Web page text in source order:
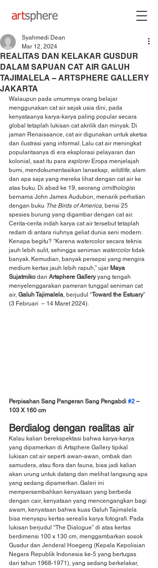
REALITAS DAN KELAKAR GUSDUR
DALAM SAPUAN CAT AIR GALUH
TAJIMALELA – ARTSPHERE GALLERY
JAKARTA
Syahmedi Dean
Mar 12, 2024
Walaupun pada umumnya orang belajar
menggunakan cat air sejak usia dini, pada
kenyataanya karya-karya paling popular secara
global tetaplah lukisan cat akrilik dan minyak. Di
jaman Renaissance, cat air digunakan untuk sketsa
dan ilustrasi yang informal. Lalu cat air meningkat
popularitasnya di era eksplorasi pelayaran dan
kolonial, saat itu para explorer Eropa menjelajah
bumi, mendokumentasikan lansekap, wildlife, alam
dan apa saja yang mereka lihat dengan cat air ke
atas buku. Di abad ke 19, seorang ornithologist
bernama John James Audubon, menarik perhatian
dengan buku The Birds of America, berisi 25
spesies burung yang digambar dengan cat air.
Cerita-cerita indah karya cat air tersebut tetaplah
redam di antara riuhnya geliat dunia seni modern.
Kenapa begitu? “Karena watercolor secara teknis
jauh lebih sulit, sehingga seniman watercolor tidak
banyak. Kemudian, banyak persepsi yang mengira
medium kertas jauh lebih rapuh,” ujar Maya
Sujatmiko dari Artsphere Gallery yang tengah
menyelenggarakan pameran tunggal seniman cat
air, Galuh Tajimalela, berjudul “Toward the Estuary”
(3 Februari  – 14 Maret 2024).
Perpisahan Sang Pangeran Sang Pengabdi #2 –
103 X 160 cm
Berdialog dengan realitas air
Kalau kalian berekspektasi bahwa karya-karya
yang dipamerkan di Artsphere Gallery tipikal
lukisan cat air seperti awan-awan, ombak dan
samudera, atau flora dan fauna, bisa jadi kalian
akan urung untuk datang dan melihat langsung apa
yang sedang dipamerkan. Galeri ini
mempersembahkan kenyataan yang berbeda
dengan cair, kenyataan yang mencengangkan bagi
awam, kenyataan bahwa kuas Galuh Tajimalela
bisa menyapu kertas serealis karya fotografi. Pada
lukisan berjudul “The Dialogue” di atas kertas
berdimensi 100 x 130 cm, menggambarkan sosok
Gusdur dan Jenderal Hoegeng (Kepala Kepolisian
Negara Republik Indonesia ke-5 yang bertugas
dari tahun 1968-1971), yang sedang berkelakar,